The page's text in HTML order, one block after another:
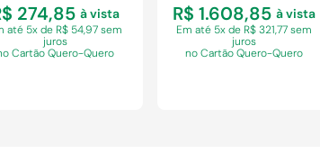
274,85 à vista
até 5x de R$ 54,97 sem
juros
Cartão Quero-Quero
R$ 1.608,85 à vista
Ematé 5x de R$ 321,77 sem
juros
no Cartão Quero-Quero